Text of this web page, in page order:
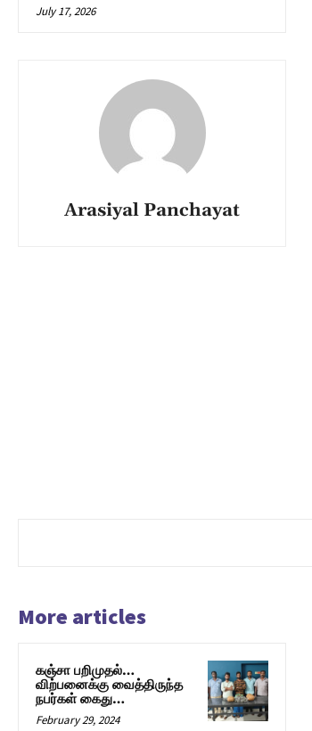
July 17, 2026
Arasiyal Panchayat
More articles
கஞ்சா பறிமுதல்…
விற்பனைக்கு வைத்திருந்த
நபர்கள் கைது…
February 29, 2024